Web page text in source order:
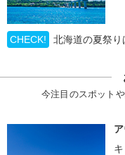
CHECK! 北海道の夏祭り
今注目のスポット